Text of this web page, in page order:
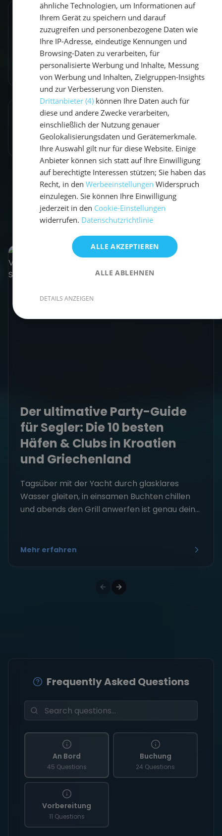
Entdecke ähnliche Törns
Finde deinen perfekten Segeltörn
Törns ansehen
Artikel teilen
Empfohlene Beiträge
Der ultimative Party-Guide
für Segler: Die 10 besten
Häfen & Clubs in Kroatien
und Griechenland
Tagsüber mit der Yacht durch glasklares
Wasser gleiten, in einsamen Buchten chillen
und abends den Grill anwerfen ist genau dein...
Mehr erfahren
Frequently Asked Questions
An Bord
45 Questions
Buchung
24 Questions
Vorbereitung
11 Questions
ähnliche Technologien, um Informationen auf
Ihrem Gerät zu speichern und darauf
zuzugreifen und personenbezogene Daten wie
Ihre IP-Adresse, eindeutige Kennungen und
Browsing-Daten zu verarbeiten, für
personalisierte Werbung und Inhalte, Messung
von Werbung und Inhalten, Zielgruppen-Insights
und zur Verbesserung von Diensten.
Drittanbieter (4)können Ihre Daten auch für
diese und andere Zwecke verarbeiten,
einschließlich der Nutzung genauer
Geolokalisierungsdaten und Gerätemerkmale.
Ihre Auswahl gilt nur für diese Website. Einige
Anbieter können sich statt auf Ihre Einwilligung
auf berechtigte Interessen stützen; Sie haben das
Recht, in den Werbeeinstellungen Widerspruch
einzulegen. Sie können Ihre Einwilligung
jederzeit in den Cookie-Einstellungen
widerrufen. Datenschutzrichtlinie
ALLE AKZEPTIEREN
ALLE ABLEHNEN
DETAILS ANZEIGEN